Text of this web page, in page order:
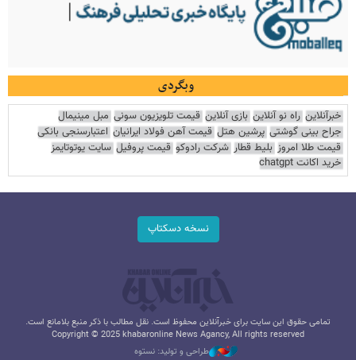
وبگردی
خبرآنلاین راه نو آنلاین بازی آنلاین قیمت تلویزیون سونی مبل مینیمال
جراح بینی گوشتی پرشین هتل قیمت آهن فولاد ایرانیان اعتبارسنجی بانکی
قیمت طلا امروز بلیط قطار شرکت رادوکو قیمت پروفیل سایت یوتوتایمز
خرید اکانت chatgpt
نسخه دسکتاپ
تمامی حقوق این سایت برای خبرآنلاین محفوظ است. نقل مطالب با ذکر منبع بلامانع است.
Copyright © 2025 khabaronline News Agancy, All rights reserved
طراحی و تولید: نستوه